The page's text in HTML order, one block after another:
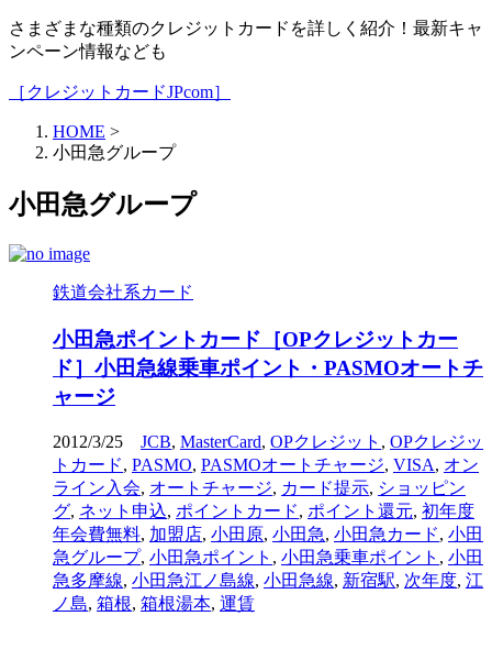
さまざまな種類のクレジットカードを詳しく紹介！最新キャ
ンペーン情報なども
［クレジットカードJPcom］
HOME >
小田急グループ
小田急グループ
鉄道会社系カード
小田急ポイントカード［OPクレジットカー
ド］小田急線乗車ポイント・PASMOオートチ
ャージ
2012/3/25 JCB, MasterCard, OPクレジット , OPクレジッ
トカード, PASMO, PASMOオートチャージ, VISA, オン
ライン入会, オートチャージ, カード提示, ショッピン
グ, ネット申込, ポイントカード, ポイント還元, 初年度
年会費無料, 加盟店, 小田原, 小田急, 小田急カード, 小田
急グループ, 小田急ポイント , 小田急乗車ポイント , 小田
急多摩線, 小田急江ノ島線, 小田急線, 新宿駅, 次年度, 江
ノ島, 箱根, 箱根湯本, 運賃